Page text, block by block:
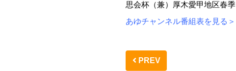
思会杯（兼）厚木愛甲地区春
あゆチャンネル番組表を見る＞
PREV